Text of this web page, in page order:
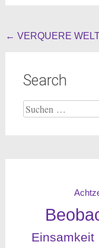
← VERQUERE
Search
Suche
nach:
Einsamkeit